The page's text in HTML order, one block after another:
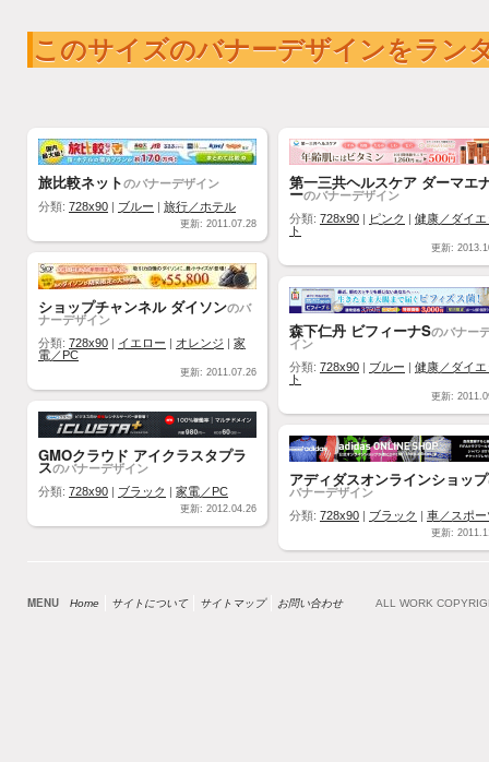
このサイズのバナーデザインをラン
旅比較ネットのバナーデザイン
分類: 728x90 ブルー 旅行／ホテル
更新: 2011.07.28
第一三共ヘルスケア ダーマエ
ーのバナーデザイン
分類: 728x90 ピンク
健康／ダイエ
ト
更新:
ショップチャンネル ダイソンのバ
ナーデザイン
分類: 728x90 イエロー オレンジ
家
電／PC
更新: 2011.07.26
森下仁丹 ビフィーナSのバナー
イン
分類: 728x90 ブルー
健康／ダイエ
ト
更新:
GMOクラウド アイクラスタプラ
スのバナーデザイン
分類: 728x90 ブラック 家電／PC
更新: 2012.04.26
アディダスオンラインショップ
バナーデザイン
分類: 728x90 ブラック 車／スポー
更新:
MENU Home サイトについて サイトマップ お問い合わせ ALL WORK